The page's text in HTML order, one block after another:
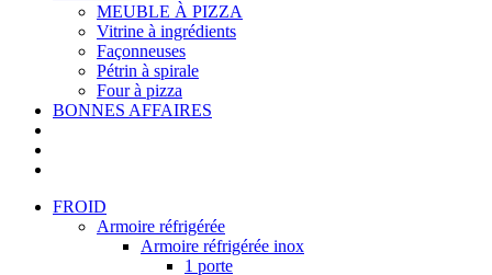
MEUBLE À PIZZA
Vitrine à ingrédients
Façonneuses
Pétrin à spirale
Four à pizza
BONNES AFFAIRES
FROID
Armoire réfrigérée
Armoire réfrigérée inox
1 porte